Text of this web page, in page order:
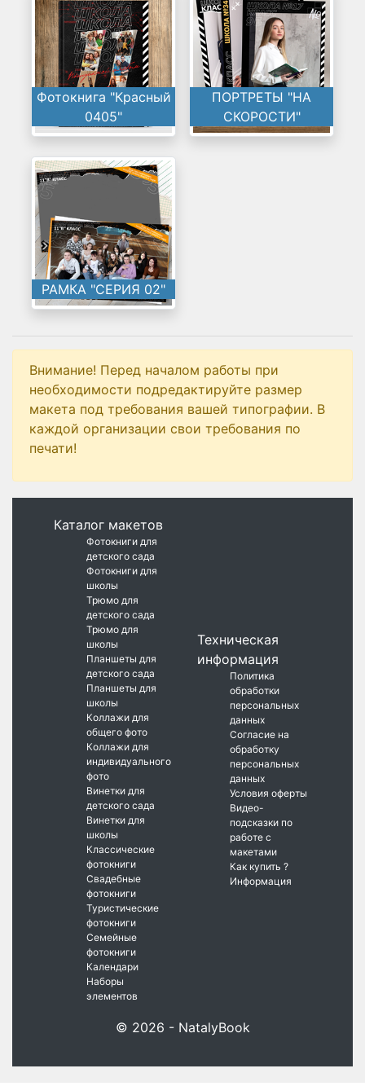
Фотокнига "Красный
0405"
ПОРТРЕТЫ "НА
СКОРОСТИ"
РАМКА "СЕРИЯ 02"
Внимание! Перед началом работы при
необходимости подредактируйте размер
макета под требования вашей типографии. В
каждой организации свои требования по
печати!
Каталог макетов
Фотокниги для
детского сада
Фотокниги для
школы
Трюмо для
детского сада
Трюмо для
школы
Планшеты для
детского сада
Планшеты для
школы
Коллажи для
общего фото
Коллажи для
индивидуального
фото
Винетки для
детского сада
Винетки для
школы
Классические
фотокниги
Свадебные
фотокниги
Туристические
фотокниги
Семейные
фотокниги
Календари
Наборы
элементов
Техническая
информация
Политика
обработки
персональных
данных
Согласие на
обработку
персональных
данных
Условия оферты
Видео-
подсказки по
работе с
макетами
Как купить ?
Информация
© 2026 - NatalyBook